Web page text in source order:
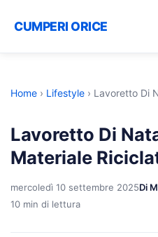
CUMPERI ORICE
Home › Lifestyle › Lavoretto Di
Lavoretto Di
Materiale
mercoledì 10 settembre 2025Di
10 min di lettura